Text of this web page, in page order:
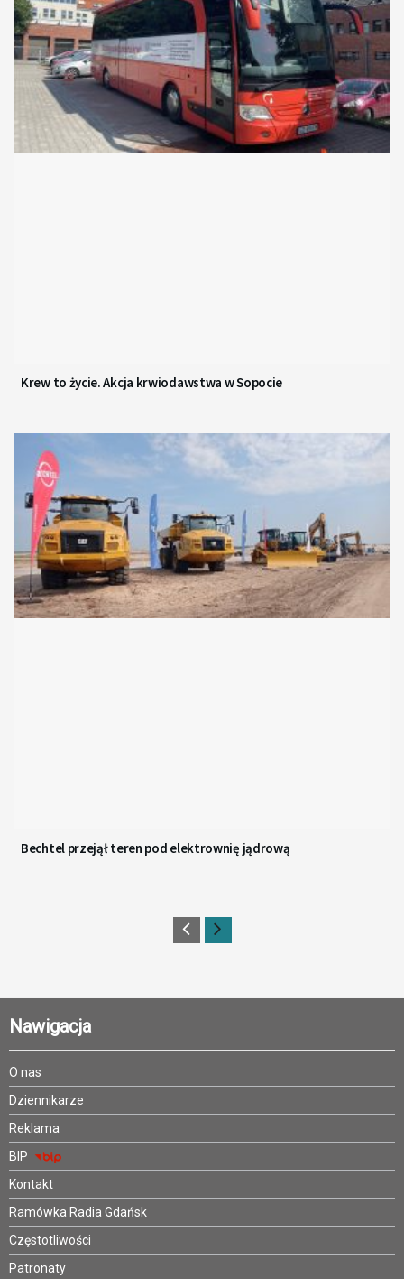
Krew to życie. Akcja krwiodawstwa w Sopocie
Bechtel przejął teren pod elektrownię jądrową
Nawigacja
O nas
Dziennikarze
Reklama
BIP
Kontakt
Ramówka Radia Gdańsk
Częstotliwości
Patronaty